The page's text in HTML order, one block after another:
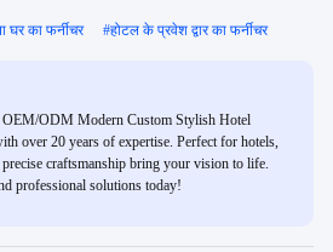
घर का फर्नीचर #होटल के प्रवेश द्वार का फर्नीचर
ODM Modern Custom Stylish Hotel
over 20 years of expertise. Perfect for hotels,
craftsmanship bring your vision to life.
professional solutions today!